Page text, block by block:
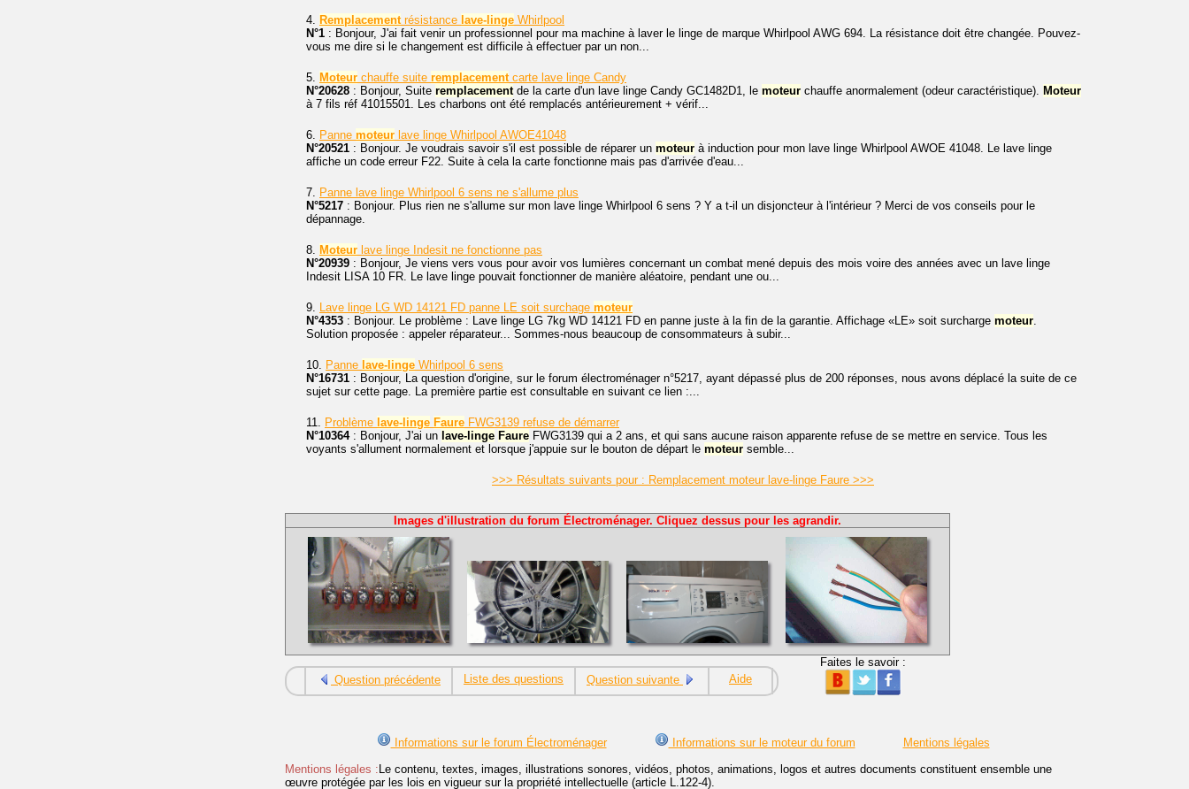
4. Remplacementrésistance lave-linge Whirlpool
N°1 : Bonjour, J'ai fait venir un professionnel pour ma machine à laver le linge de marque Whirlpool AWG 694. La résistance doit être changée. Pouvez-
vous me dire si le changement est difficile à effectuer par un non...
5. Moteur chauffe suite remplacementcarte lave linge Candy
N°20628 : Bonjour, Suite remplacementde la carte d'un lave linge Candy GC1482D1, le moteur chauffe anormalement (odeur caractéristique). Moteur
à 7 fils réf 41015501. Les charbons ont été remplacés antérieurement + vérif...
6. Panne moteur lave linge Whirlpool AWOE41048
N°20521 : Bonjour. Je voudrais savoir s'il est possible de réparer un moteur à induction pour mon lave linge Whirlpool AWOE 41048. Le lave linge
affiche un code erreur F22. Suite à cela la carte fonctionne mais pas d'arrivée d'eau...
7. Panne lave linge Whirlpool 6 sens ne s'allume plus
N°5217 : Bonjour. Plus rien ne s'allume sur mon lave linge Whirlpool 6 sens ? Y a t-il un disjoncteur à l'intérieur ? Merci de vos conseils pour le
dépannage.
8. Moteur lave linge Indesit ne fonctionne pas
N°20939 : Bonjour, Je viens vers vous pour avoir vos lumières concernant un combat mené depuis des mois voire des années avec un lave linge
Indesit LISA 10 FR. Le lave linge pouvait fonctionner de manière aléatoire, pendant une ou...
9. Lave linge LG WD 14121 FD panne LE soit surchage moteur
N°4353 : Bonjour. Le problème : Lave linge LG 7kg WD 14121 FD en panne juste à la fin de la garantie. Affichage «LE» soit surcharge moteur.
Solution proposée : appeler réparateur... Sommes-nous beaucoup de consommateurs à subir...
10. Panne lave-linge Whirlpool 6 sens
N°16731 : Bonjour, La question d'origine, sur le forum électroménager n°5217, ayant dépassé plus de 200 réponses, nous avons déplacé la suite de ce
sujet sur cette page. La première partie est consultable en suivant ce lien :...
11. Problème lave-linge Faure FWG3139 refuse de démarrer
N°10364: Bonjour, J'ai un lave-linge Faure FWG3139 qui a 2 ans, et qui sans aucune raison apparente refuse de se mettre en service. Tous les
voyants s'allument normalement et lorsque j'appuie sur le bouton de départ le moteur semble...
>>> Résultats suivants pour : Remplacement moteur lave-linge Faure >>>
Images d'illustration du forum Électroménager. Cliquez dessus pour les agrandir.
Question précédente Liste des questions Question suivante Aide
Faites le savoir :
Informations sur le forum Électroménager Informations sur le moteur du forum
Mentions légales
Mentions légales : Le contenu, textes, images, illustrations sonores, vidéos, photos, animations, logos et autres documents constituent ensemble une
œuvre protégée par les lois en vigueur sur la propriété intellectuelle (article L.122-4).